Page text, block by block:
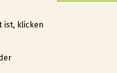
ist, klicken